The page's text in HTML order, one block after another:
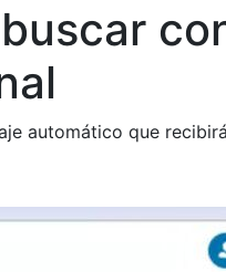
automático que